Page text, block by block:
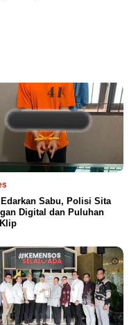
Sabu, Polisi Sita
Digital dan Puluhan